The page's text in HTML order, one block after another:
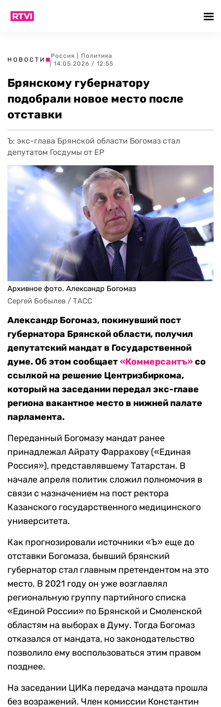
НОВОСТИ
Россия
Политика
| 14.05.2026 / 12:55
Брянскому губернатору
подобрали новое место после
отставки
Ъ: экс-глава Брянской области Богомаз стал
депутатом Госдумы от ЕР
Архивное фото. Александр Богомаз
Сергей Бобылев / ТАСС
Александр Богомаз, покинувший пост
губернатора Брянской области, получил
депутатский мандат в Государственной
думе. Об этом сообщает«Коммерсантъ»со
ссылкой на решение Центризбиркома,
который на заседании передал экс-главе
региона вакантное место в нижней палате
парламента.
Переданный Богомазу мандат ранее
принадлежал Айрату Фаррахову («Единая
Россия»), представлявшему Татарстан. В
начале апреля политик сложил полномочия в
связи с назначением на пост ректора
Казанского государственного медицинского
университета.
Как прогнозировали источники «Ъ» еще до
отставки Богомаза, бывший брянский
губернатор стал главным претендентом на это
место. В 2021 году он уже возглавлял
региональную группу партийного списка
«Единой России» по Брянской и Смоленской
областям на выборах в Думу. Тогда Богомаз
отказался от мандата, но законодательство
позволило ему воспользоваться этим правом
позднее.
На заседании ЦИКа передача мандата прошла
без возражений. Член комиссии Константин